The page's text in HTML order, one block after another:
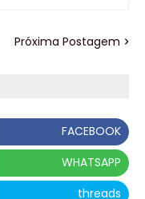
Próxima Postagem
FACEBOOK
WHATSAPP
threads